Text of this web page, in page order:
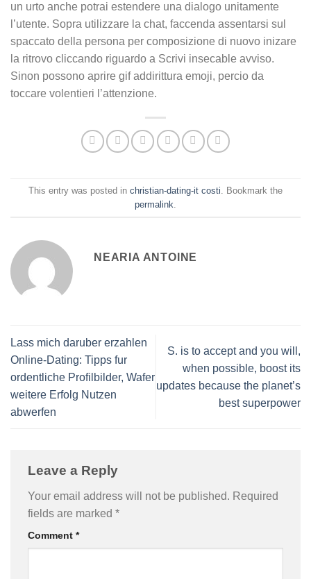
un urto anche potrai estendere una dialogo unitamente
l’utente. Sopra utilizzare la chat, faccenda assentarsi sul
spaccato della persona per composizione di nuovo inizare
la ritrovo cliccando riguardo a Scrivi insecable avviso.
Sinon possono aprire gif addirittura emoji, percio da
toccare volentieri l’attenzione.
This entry was posted in christian-dating-it costi . Bookmark the
permalink
NEARIA ANTOINE
Lass mich daruber erzahlen
Online-Dating: Tipps fur
ordentliche Profilbilder, Wafer
weitere Erfolg Nutzen
abwerfen
S. is to accept and you will,
when possible, boost its
updates because the planet’s
best superpower
Leave a Reply
Your email address will not be published. Required
fields are marked *
Comment *